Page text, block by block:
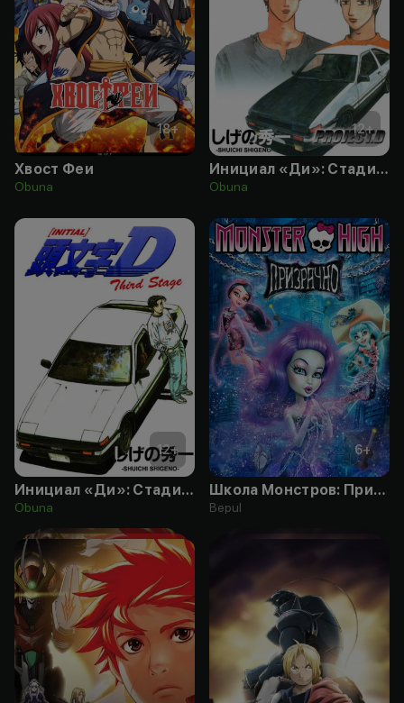
18+
Хвост Феи
Obuna
12+
Инициал «Ди»: Стадия четвертая
Obuna
12+
Инициал «Ди»: Стадия третья
Obuna
6+
Школа Монстров: Призрачно
Bepul